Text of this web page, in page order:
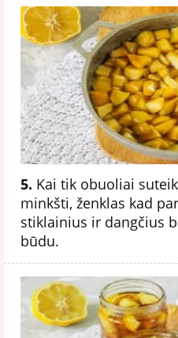
5. Kai tik obuoliai
minkšti, ženklas kad
stiklainius ir dangčius
būdu.